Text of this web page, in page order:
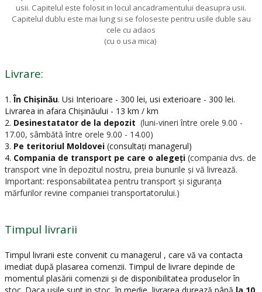
usii. Capitelul este folosit in locul ancadramentului deasupra usii.
Capitelul dublu este mai lung si se foloseste pentru usile duble sau
cele cu adaos
(cu o usa mica)
Livrare:
1. În Chișinău. Usi Interioare - 300 lei, usi exterioare - 300 lei.
Livrarea in afara Chișinăului - 13 km / km
2. Desinestatator de la depozit (luni-vineri între orele 9.00 -
17.00, sâmbătă între orele 9.00 - 14.00)
3. Pe teritoriul Moldovei (consultați managerul)
4. Compania de transport pe care o alegeți (compania dvs. de
transport vine în depozitul nostru, preia bunurile și vă livrează.
Important: responsabilitatea pentru transport și siguranța
mărfurilor revine companiei transportatorului.)
Timpul livrarii
Timpul livrarii este convenit cu managerul , care vă va contacta
imediat după plasarea comenzii. Timpul de livrare depinde de
momentul plasării comenzii și de disponibilitatea produselor în